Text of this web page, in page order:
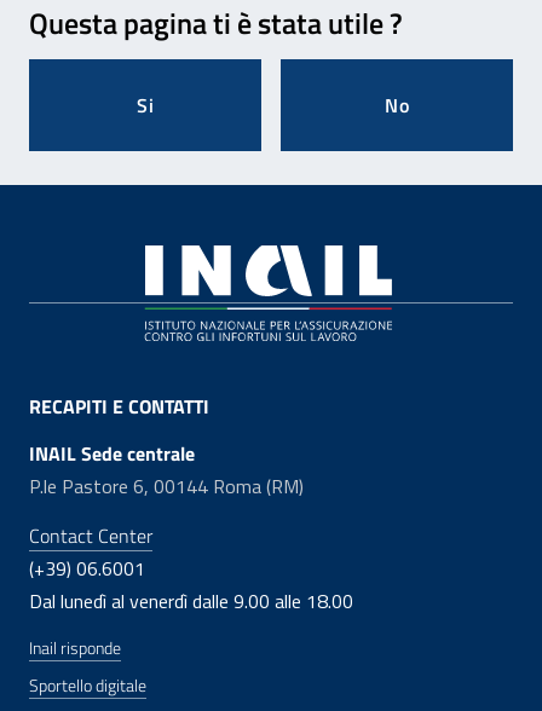
Questa pagina ti è stata utile ?
Si No
RECAPITI E CONTATTI
INAIL Sede centrale
P.le Pastore 6, 00144 Roma (RM)
Contact Center
(+39) 06.6001
Dal lunedì al venerdì dalle 9.00 alle 18.00
Inail risponde
Sportello digitale